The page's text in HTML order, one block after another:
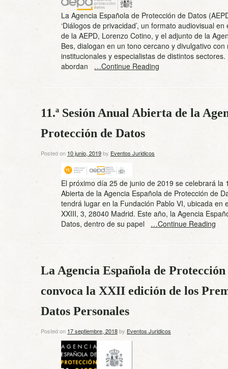
La Agencia Española de Protección de Datos
‘Diálogos de privacidad’, un formato audiovisual
de la AEPD, Lorenzo Cotino, y el adjunto de la
Bes, dialogan en un tono cercano y divulgativo
institucionales y especialistas de distintos
abordan …Continue Reading
11.ª Sesión Anual Abierta de la
Protección de Datos
Posted on 10 junio, 2019by Eventos Juridicos
El próximo día 25 de junio de 2019 se celebrará la
Abierta de la Agencia Española de Protección de
tendrá lugar en la Fundación Pablo VI, ubicada en
XXIII, 3, 28040 Madrid. Este año, la Agencia
Datos, dentro de su papel …Continue Reading
La Agencia Española de
convoca la XXII edición de los
Datos Personales
Posted on 17 septiembre, 2018by Eventos Juridicos